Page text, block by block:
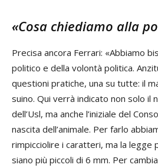
«Cosa chiediamo alla
Precisa ancora Ferrari: «Abbiamo
politico e della volontà politica.
questioni pratiche, una su tutte: il
suino. Qui verrà indicato non solo il
dell’Usl, ma anche l’iniziale del
nascita dell’animale. Per farlo
rimpicciolire i caratteri, ma la legge
siano più piccoli di 6 mm. Per